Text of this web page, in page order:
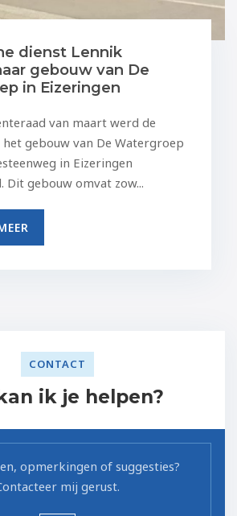
dienst Lennik
gebouw van De
in Eizeringen
van maart werd de
gebouw van De Watergroep
in Eizeringen
Dit gebouw omvat zow...
CONTACT
ik je helpen?
opmerkingen of suggesties?
mij gerust.